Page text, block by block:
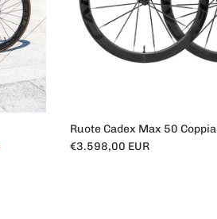
Ruote Cadex Max 50 Coppia
Prezzo normale
€3.598,00 EUR